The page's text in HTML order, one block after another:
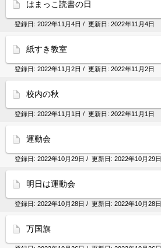
はまっこ読書の日
登録日: 2022年11月4日 / 更新日: 2022年11月4日
紙すき教室
登録日: 2022年11月2日 / 更新日: 2022年11月2日
校内の秋
登録日: 2022年11月1日 / 更新日: 2022年11月1日
運動会
登録日: 2022年10月29日 / 更新日: 2022年10月29日
明日は運動会
登録日: 2022年10月28日 / 更新日: 2022年10月28日
万国旗